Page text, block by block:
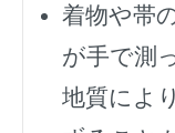
着物や帯
が手で測
地質によ